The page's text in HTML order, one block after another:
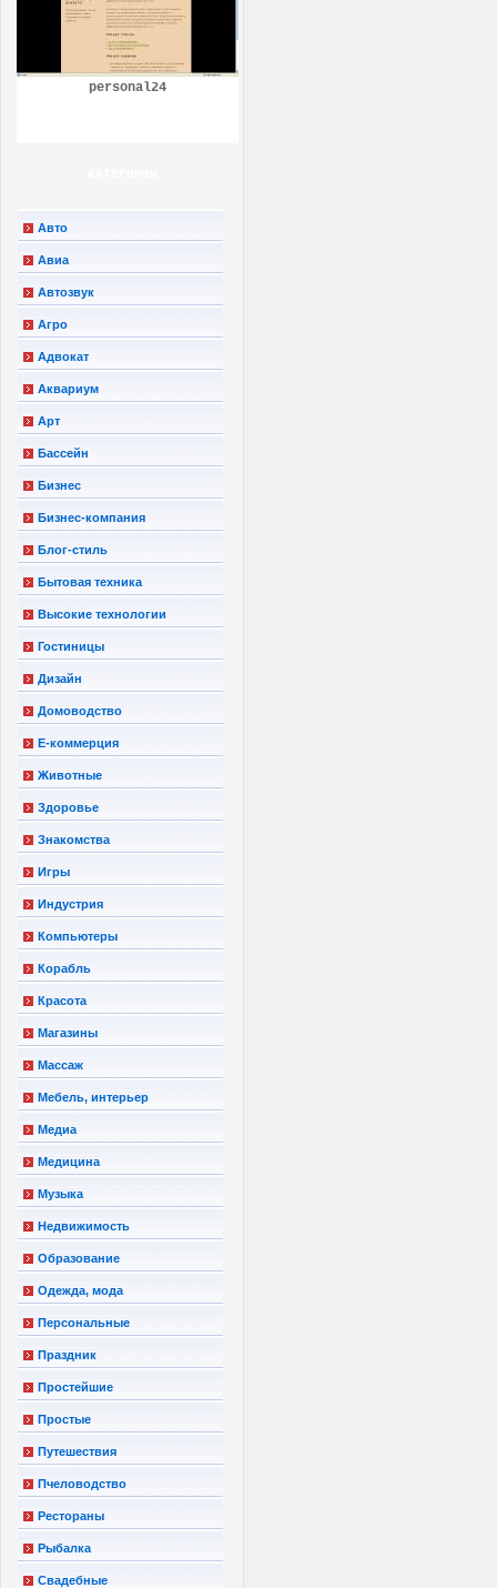
personal24
Авто
Авиа
Автозвук
Агро
Адвокат
Аквариум
Арт
Бассейн
Бизнес
Бизнес-компания
Блог-стиль
Бытовая техника
Высокие технологии
Гостиницы
Дизайн
Домоводство
Е-коммерция
Животные
Здоровье
Знакомства
Игры
Индустрия
Компьютеры
Корабль
Красота
Магазины
Массаж
Мебель, интерьер
Медиа
Медицина
Музыка
Недвижимость
Образование
Одежда, мода
Персональные
Праздник
Простейшие
Простые
Путешествия
Пчеловодство
Рестораны
Рыбалка
Свадебные